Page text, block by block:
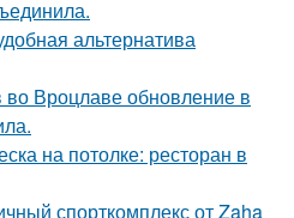
альтернатива
во Вроцлаве обновление в
на потолке: ресторан в
спорткомплекс от Zaha